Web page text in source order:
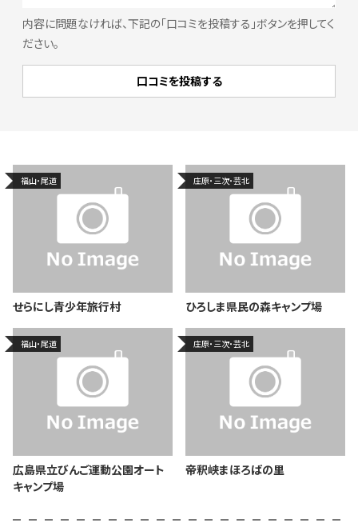
内容に問題なければ、下記の「口コミを投稿する」ボタンを押してく
ださい。
福山・尾道
せらにし青少年旅行村
庄原・三次・芸北
ひろしま県民の森キャンプ場
福山・尾道
広島県立びんご運動公園オート
キャンプ場
庄原・三次・芸北
帝釈峡まほろばの里